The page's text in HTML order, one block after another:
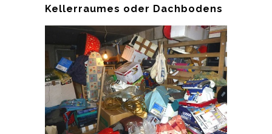
Kellerraumes oder Dachbodens